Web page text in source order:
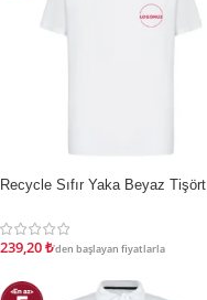
İNDIRIM
Recycle Sıfır Yaka Beyaz Tişört
239,20₺'den başlayan fiyatlarla